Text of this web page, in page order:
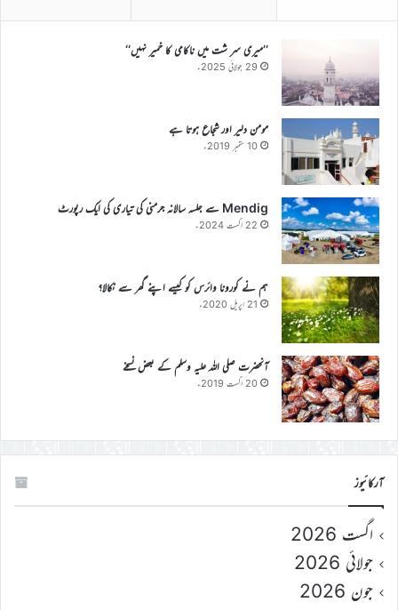
’’میری سر شت میں ناکامی کا خمیر نہیں‘‘
29 جولائی 2025ء
مومن دلیر اور شجاع ہوتا ہے
10 ستمبر 2019ء
Mendig سے جلسہ سالانہ جرمنی کی تیاری کی ایک رپورٹ
22 اگست 2024ء
ہم نے کورونا وائرس کو کیسے اپنے گھر سے نکالا؟
21 اپریل 2020ء
آنحضرت صلی اللہ علیہ وسلم کے بعض نسخے
20 اگست 2019ء
آرکائیوز
اگست 2026
جولائی 2026
جون 2026